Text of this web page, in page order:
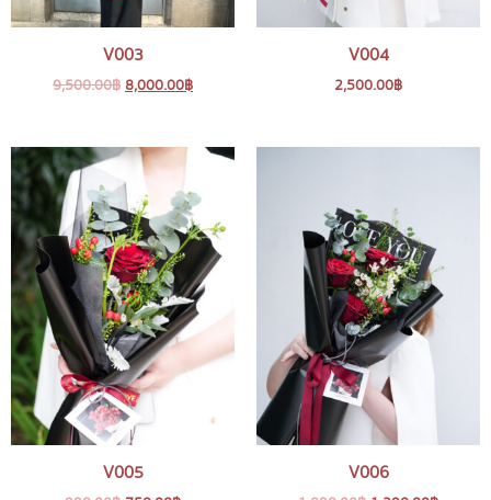
V003
9,500.00฿ 8,000.00฿
V004
2,500.00฿
V005 V006